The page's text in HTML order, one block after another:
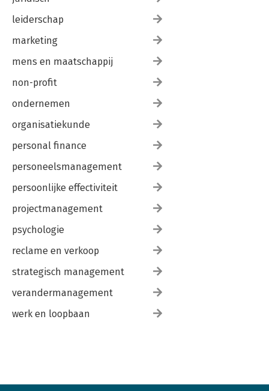
leiderschap
marketing
mens en maatschappij
non-profit
ondernemen
organisatiekunde
personal finance
personeelsmanagement
persoonlijke effectiviteit
projectmanagement
psychologie
reclame en verkoop
strategisch management
verandermanagement
werk en loopbaan